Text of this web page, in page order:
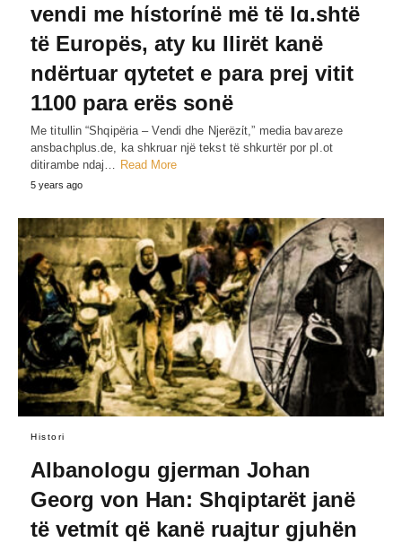
vendi me hίstorίnë më të lɑ.shtë
të Europës, aty ku Ilirët kanë
ndërtuar qytetet e para prej vitit
1100 para erës sonë
Me titullin “Shqipëria – Vendi dhe Njerëzίt,” media bavareze
ansbachplus.de, ka shkruar një tekst të shkurtër por pl.ot
ditirambe ndaj… Read More
5 years ago
Histori
Albanologu gjerman Johan
Georg von Han: Shqiptarët janë
të vetmίt që kanë ruajtur gjuhën